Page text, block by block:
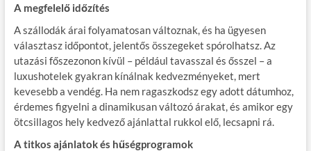
A megfelelő időzítés
A szállodák árai folyamatosan változnak, és ha ügyesen
választasz időpontot, jelentős összegeket spórolhatsz. Az
utazási főszezonon kívül – például tavasszal és ősszel – a
luxushotelek gyakran kínálnak kedvezményeket, mert
kevesebb a vendég. Ha nem ragaszkodsz egy adott dátumhoz,
érdemes figyelni a dinamikusan változó árakat, és amikor egy
ötcsillagos hely kedvező ajánlattal rukkol elő, lecsapni rá.
A titkos ajánlatok és hűségprogramok